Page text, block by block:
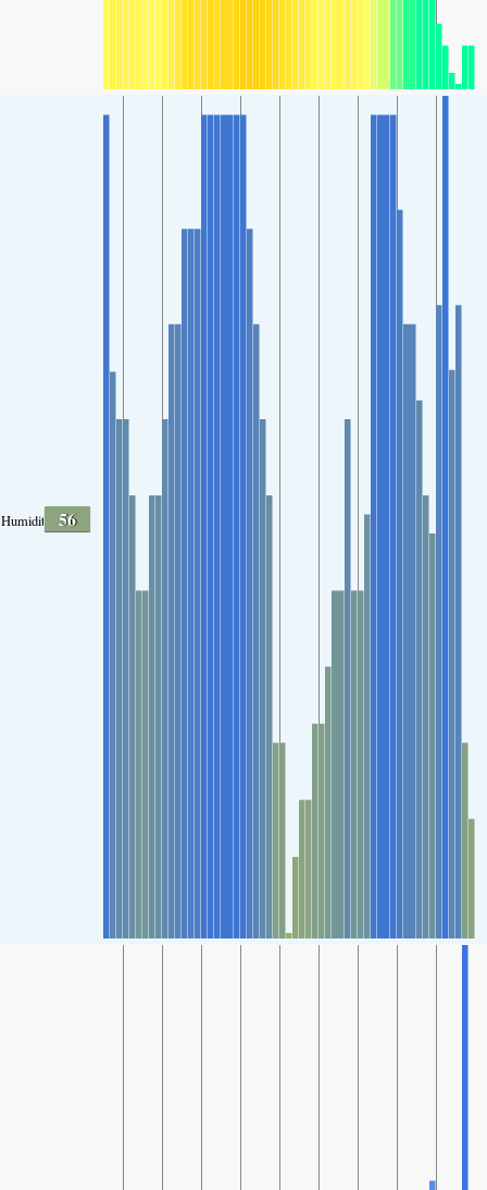
Humidité 56